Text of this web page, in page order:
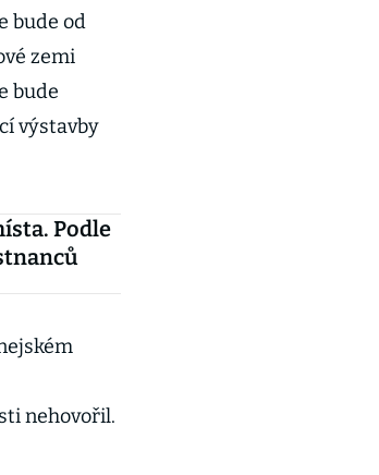
bude od
zemi
bude
výstavby
Podle
nehovořil.